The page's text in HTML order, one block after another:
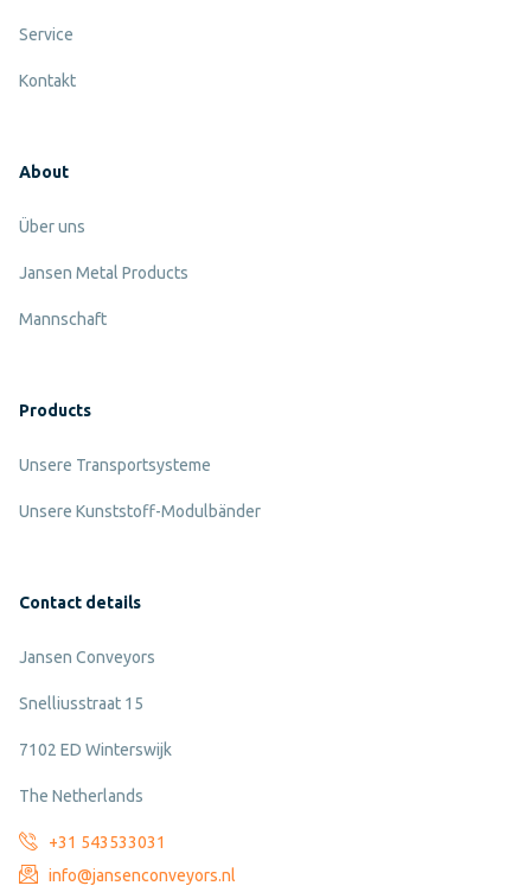
Service
Kontakt
About
Über uns
Jansen Metal Products
Mannschaft
Products
Unsere Transportsysteme
Unsere Kunststoff-Modulbänder
Contact details
Jansen Conveyors
Snelliusstraat 15
7102 ED Winterswijk
The Netherlands
+31 543533031
info@jansenconveyors.nl